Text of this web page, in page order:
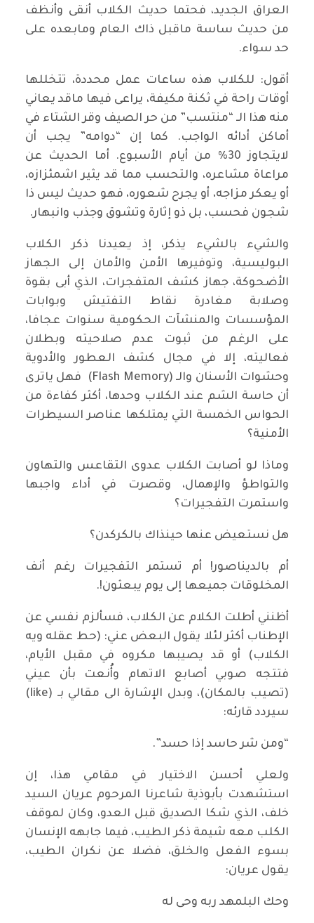
العراق الجديد، فحتما حديث الكلاب أنقى وأنظف
من حديث ساسة ماقبل ذاك العام ومابعده على
حد سواء.
أقول: للكلاب هذه ساعات عمل محددة، تتخللها
أوقات راحة في ثكنة مكيفة، يراعى فيها ماقد يعاني
منه هذا الـ “منتسب” من حر الصيف وقر الشتاء في
أماكن أدائه الواجب. كما إن “دوامه” يجب أن
لايتجاوز 30% من أيام الأسبوع. أما الحديث عن
مراعاة مشاعره، والتحسب مما قد يثير اشمئزازه،
أو يعكر مزاجه، أو يجرح شعوره، فهو حديث ليس ذا
شجون فحسب، بل ذو إثارة وتشوق وجذب وانبهار.
والشيء بالشيء يذكر، إذ يعيدنا ذكر الكلاب
البوليسية، وتوفيرها الأمن والأمان إلى الجهاز
الأضحوكة، جهاز كشف المتفجرات، الذي أبى بقوة
وصلابة مغادرة نقاط التفتيش وبوابات
المؤسسات والمنشآت الحكومية سنوات عجافا،
على الرغم من ثبوت عدم صلاحيته وبطلان
فعاليته، إلا في مجال كشف العطور والأدوية
وحشوات الأسنان والـ (Flash Memory) فهل ياترى
أن حاسة الشم عند الكلاب وحدها، أكثر كفاءة من
الحواس الخمسة التي يمتلكها عناصر السيطرات
الأمنية؟
وماذا لو أصابت الكلاب عدوى التقاعس والتهاون
والتواطؤ والإهمال، وقصرت في أداء واجبها
واستمرت التفجيرات؟
هل نستعيض عنها حينذاك بالكركدن؟
أم بالديناصور! أم تستمر التفجيرات رغم أنف
المخلوقات جميعها إلى يوم يبعثون!.
أظنني أطلت الكلام عن الكلاب، فسألزم نفسي عن
الإطناب أكثر لئلا يقول البعض عني: (حط عقله ويه
الكلاب) أو قد يصيبها مكروه في مقبل الأيام،
فتتجه صوبي أصابع الاتهام وأُنعت بأن عيني
(تصيب بالمكان)، وبدل الإشارة الى مقالي بـ (like)
سيردد قارئه:
“ومن شر حاسد إذا حسد”.
ولعلي أحسن الاختيار في مقامي هذا، إن
استشهدت بأبوذية شاعرنا المرحوم عريان السيد
خلف، الذي شكا الصديق قبل العدو، وكان لموقف
الكلب معه شيمة ذكر الطيب، فيما جابهه الإنسان
بسوء الفعل والخلق، فضلا عن نكران الطيب،
يقول عريان:
وحك البلمهد ربه وحى له